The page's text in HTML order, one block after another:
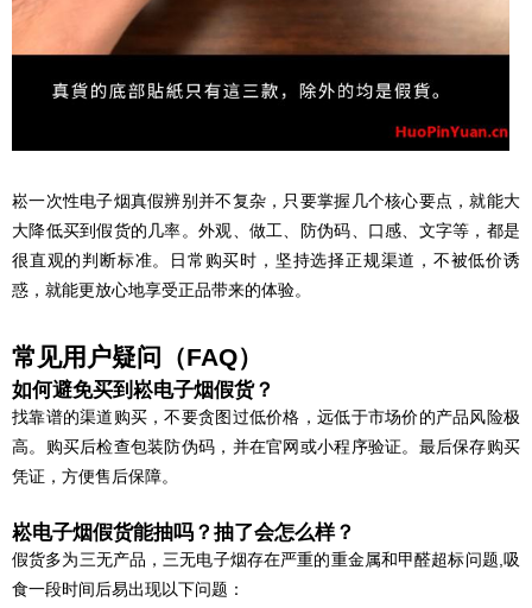
崧一次性电子烟真假辨别并不复杂，只要掌握几个核心要点，就能大
大降低买到假货的几率。外观、做工、防伪码、口感、文字等，都是
很直观的判断标准。日常购买时，坚持选择正规渠道，不被低价诱
惑，就能更放心地享受正品带来的体验。
常见用户疑问（FAQ）
如何避免买到崧电子烟假货？
找靠谱的渠道购买，不要贪图过低价格，远低于市场价的产品风险极
高。购买后检查包装防伪码，并在官网或小程序验证。最后保存购买
凭证，方便售后保障。
崧电子烟假货能抽吗？抽了会怎么样？
假货多为三无产品，三无电子烟存在严重的重金属和甲醛超标问题,吸
食一段时间后易出现以下问题：